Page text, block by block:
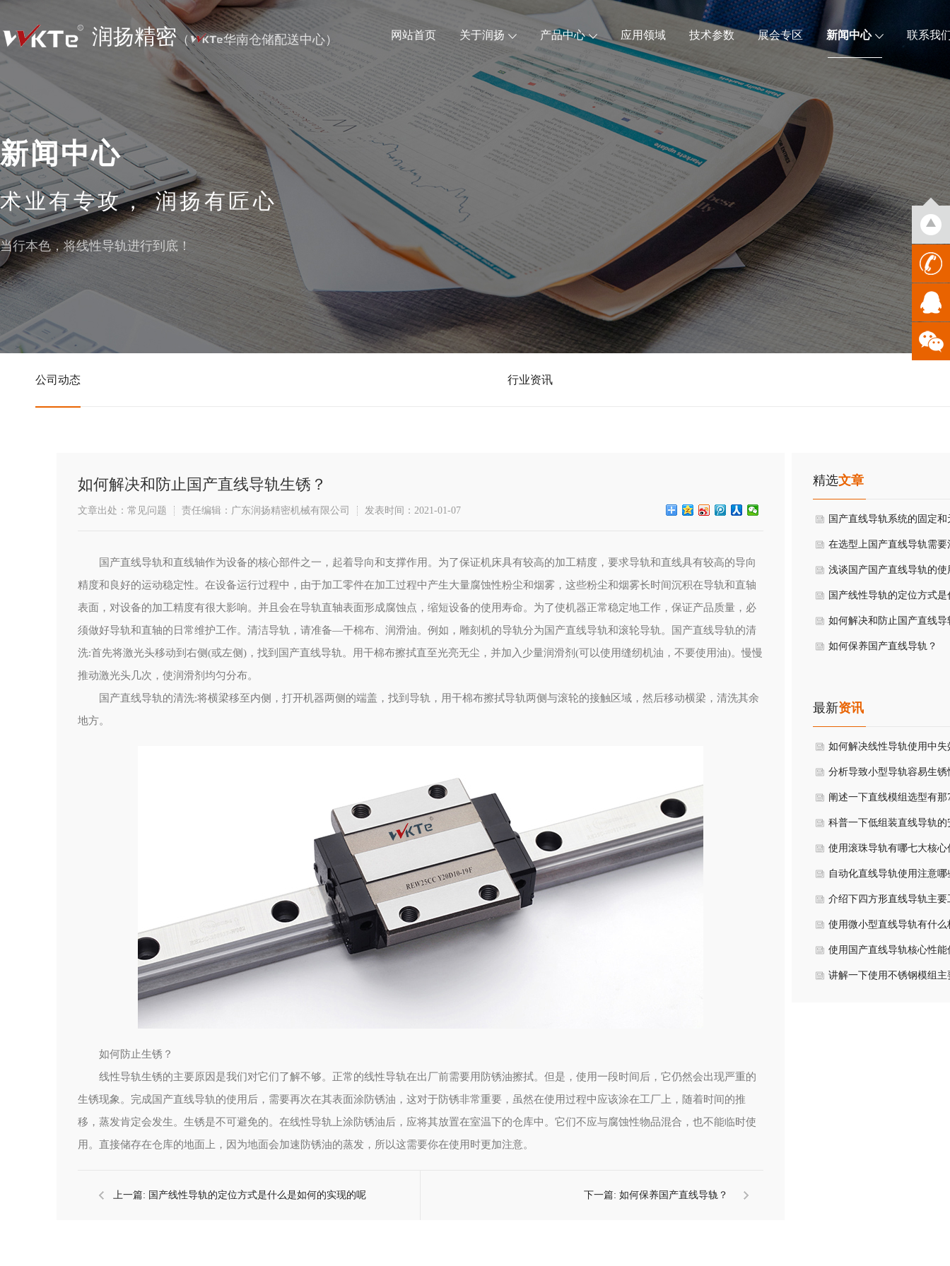
润扬精密（ 华南仓储配送中心） 网站首页 关于润扬 产品中心 应用领域 技术参数 展会专区 新闻中心 联系我
新闻中心
术业有专攻， 润扬有匠心
当行本色，将线性导轨进行到底！
公司动态 行业资讯
如何解决和防止国产直线导轨生锈？
文章出处：常见问题 责任编辑：广东润扬精密机械有限公司 发表时间：2021-01-07
国产直线导轨和直线轴作为设备的核心部件之一，起着导向和支撑作用。为了保证机床具有较高的加工精度，要求导轨和直线具有较高的导向
精度和良好的运动稳定性。在设备运行过程中，由于加工零件在加工过程中产生大量腐蚀性粉尘和烟雾，这些粉尘和烟雾长时间沉积在导轨和直轴
表面，对设备的加工精度有很大影响。并且会在导轨直轴表面形成腐蚀点，缩短设备的使用寿命。为了使机器正常稳定地工作，保证产品质量，必
须做好导轨和直轴的日常维护工作。清洁导轨，请准备—干棉布、润滑油。例如，雕刻机的导轨分为国产直线导轨和滚轮导轨。国产直线导轨的清
洗:首先将激光头移动到右侧(或左侧)，找到国产直线导轨。用干棉布擦拭直至光亮无尘，并加入少量润滑剂(可以使用缝纫机油，不要使用油)。慢慢
推动激光头几次，使润滑剂均匀分布。
国产直线导轨的清洗:将横梁移至内侧，打开机器两侧的端盖，找到导轨，用干棉布擦拭导轨两侧与滚轮的接触区域，然后移动横梁，清洗其余
地方。
如何防止生锈？
线性导轨生锈的主要原因是我们对它们了解不够。正常的线性导轨在出厂前需要用防锈油擦拭。但是，使用一段时间后，它仍然会出现严重的
生锈现象。完成国产直线导轨的使用后，需要再次在其表面涂防锈油，这对于防锈非常重要，虽然在使用过程中应该涂在工厂上，随着时间的推
移，蒸发肯定会发生。生锈是不可避免的。在线性导轨上涂防锈油后，应将其放置在室温下的仓库中。它们不应与腐蚀性物品混合，也不能临时使
用。直接储存在仓库的地面上，因为地面会加速防锈油的蒸发，所以这需要你在使用时更加注意。
上一篇: 国产线性导轨的定位方式是什么是如何的实现的呢 下一篇: 如何保养国产直线导轨？
精选文章
国产直线导轨系统的固定和
的工作原理
在选型上国产直线导轨需要
哪些问题
浅谈国产国产直线导轨的使
候需要的注意事项
国产线性导轨的定位方式是
是如何的实现的呢
如何解决和防止国产直线导
锈？
如何保养国产直线导轨？
最新资讯
如何解决线性导轨使用中失
式？
分析导致小型导轨容易生锈
是什么？
阐述一下直线模组选型有那
核心参数？
科普一下低组装直线导轨的
方式有哪些？
使用滚珠导轨有哪七大核心
势？
自动化直线导轨使用注意哪
节？
介绍下四方形直线导轨主要
原理与核心性能优势？
使用微小型直线导轨有什么
优势？
使用国产直线导轨核心性能
势？
讲解一下使用不锈钢模组主
0769-
QQ客服